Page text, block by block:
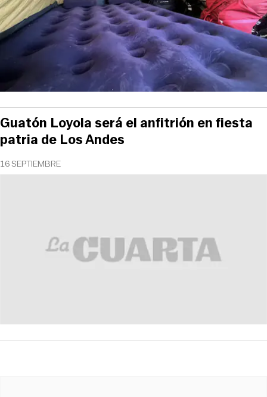
16 SEPTIEMBRE
Guatón Loyola será el anfitrión en fiesta
patria de Los Andes